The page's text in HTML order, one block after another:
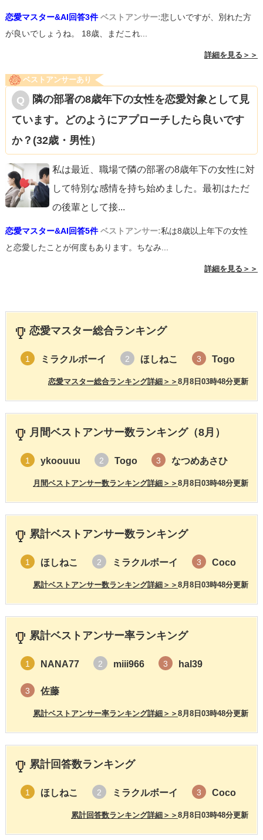
恋愛マスター&AI回答3件 ベストアンサー:悲しいですが、別れた方
が良いでしょうね。 18歳、まだこれ...
詳細を見る＞＞
ベストアンサーあり
隣の部署の8歳年下の女性を恋愛対象として見
ています。どのようにアプローチしたら良いです
か？(32歳・男性）
私は最近、職場で隣の部署の8歳年下の女性に対
して特別な感情を持ち始めました。最初はただ
の後輩として接...
恋愛マスター&AI回答5件 ベストアンサー:私は8歳以上年下の女性
と恋愛したことが何度もあります。ちなみ...
詳細を見る＞＞
恋愛マスター総合ランキング
1 ミラクルボーイ 2 ほしねこ 3 Togo
8月8日03時48分更新
恋愛マスター総合ランキング詳細＞＞
月間ベストアンサー数ランキング（8月）
1 ykoouuu 2 Togo 3 なつめあさひ
8月8日03時48分更新
月間ベストアンサー数ランキング詳細＞＞
累計ベストアンサー数ランキング
1 ほしねこ 2 ミラクルボーイ 3 Coco
8月8日03時48分更新
累計ベストアンサー数ランキング詳細＞＞
累計ベストアンサー率ランキング
1 NANA77 2 miii966 3 hal39
3 佐藤
8月8日03時48分更新
累計ベストアンサー率ランキング詳細＞＞
累計回答数ランキング
1 ほしねこ 2 ミラクルボーイ 3 Coco
8月8日03時48分更新
累計回答数ランキング詳細＞＞